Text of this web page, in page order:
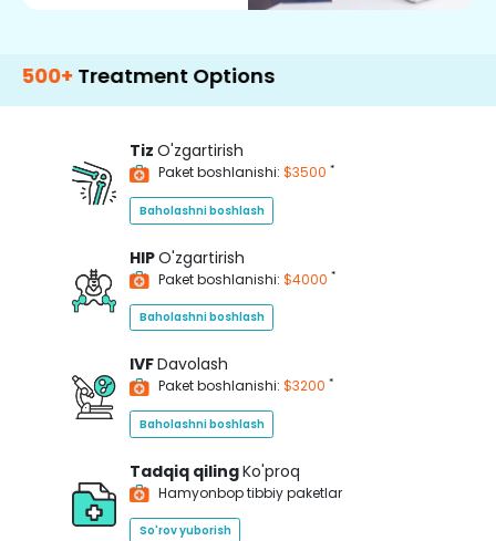
Options
Tiz O'zgartirish
Paket boshlanishi: $3500 *
Baholashni boshlash
HIPO'zgartirish
Paket boshlanishi: $4000 *
Baholashni boshlash
IVFDavolash
Paket boshlanishi: $3200 *
Baholashni boshlash
Tadqiq qilingKo'proq
Hamyonbop tibbiy paketlar
So'rov yuborish